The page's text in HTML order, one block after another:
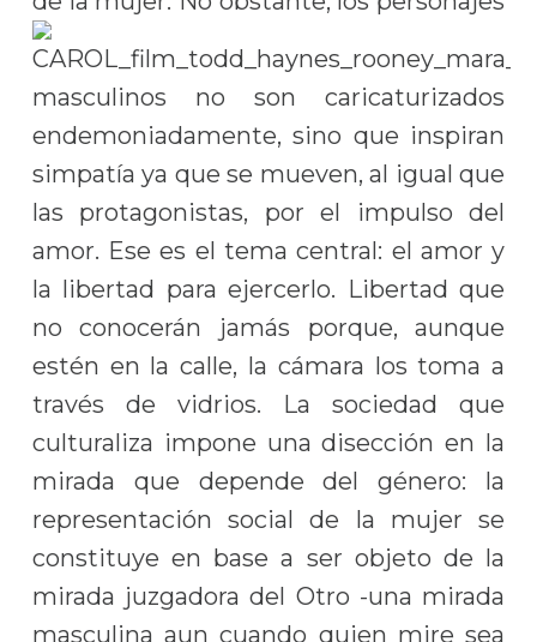
masculinos no son caricaturizados
endemoniadamente, sino que inspiran
simpatía ya que se mueven, al igual que
las protagonistas, por el impulso del
amor. Ese es el tema central: el amor y
la libertad para ejercerlo. Libertad que
no conocerán jamás porque, aunque
estén en la calle, la cámara los toma a
través de vidrios. La sociedad que
culturaliza impone una disección en la
mirada que depende del género: la
representación social de la mujer se
constituye en base a ser objeto de la
mirada juzgadora del Otro -una mirada
masculina aun cuando quien mire sea